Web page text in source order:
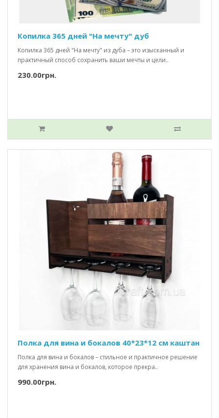
Копилка 365 дней "На мечту" дуб
Копилка 365 дней "На мечту" из дуба – это изысканный и
практичный способ сохранить ваши мечты и цели..
230.00грн.
Полка для вина и бокалов 40*23*12 см каштан
Полка для вина и бокалов – стильное и практичное решение
для хранения вина и бокалов, которое прекра..
990.00грн.